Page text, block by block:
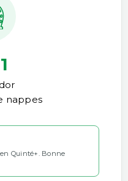
nappes
Quinté+. Bonne